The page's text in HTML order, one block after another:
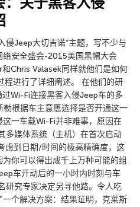
侵Jeep大切吉诺“主题，写不少与
安全盛会-2015美国黑帽大会
Chris Valasek同样就他们是如何
程进行了详细阐述。 在他们的研
Wi-Fi连接黑客入侵Jeep车的多
根据车主意愿选择是否开通这一
一车载Wi-Fi并非难事，原因在
多媒体系统（主机）在首次启动
虑到日期/时间的极高精确度，这
你可以得出成千上万种可能的组
车开动后的一小时内时刻与车
研究专家决定另寻他路。令人吃
个解决方案：结果证明，克莱斯